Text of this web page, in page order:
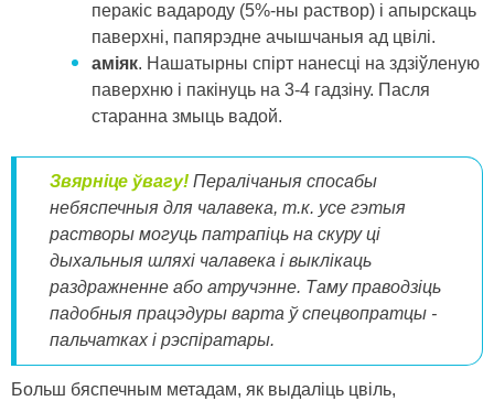
перакіс вадароду (5%-ны раствор) і апырскаць
паверхні, папярэдне ачышчаныя ад цвілі.
аміяк. Нашатырны спірт нанесці на здзіўленую
паверхню і пакінуць на 3-4 гадзіну. Пасля
старанна змыць вадой.
Звярніце ўвагу! Пералічаныя спосабы
небяспечныя для чалавека, т.к. усе гэтыя
растворы могуць патрапіць на скуру ці
дыхальныя шляхі чалавека і выклікаць
раздражненне або атручэнне. Таму праводзіць
падобныя працэдуры варта ў спецвопратцы -
пальчатках і рэспіратары.
Больш бяспечным метадам, як выдаліць цвіль,